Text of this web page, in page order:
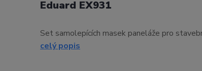
Eduard EX931
Set samolepících masek paneláže pro
celý popis